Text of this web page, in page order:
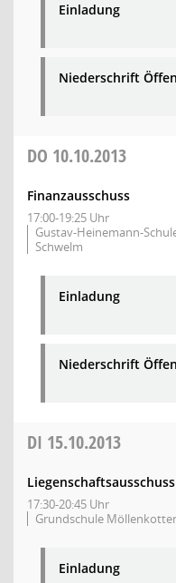
Einladung
Niederschrift
DO 10.10.2013
Finanzausschuss
17:00-19:25 Uhr
Gustav-Heinemann-
Schwelm
Einladung
Niederschrift
DI 15.10.2013
17:30-20:45 Uhr
Grundschule
Einladung